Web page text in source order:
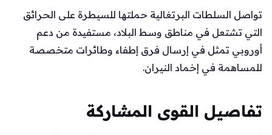
تواصل السلطات البرتغالية حملتها للسيطرة على الحرائق
التي تشتعل في مناطق وسط البلاد، مستفيدة من دعم
أوروبي تمثل في إرسال فرق إطفاء وطائرات متخصصة
للمساهمة في إخماد النيران.
تفاصيل القوى المشاركة